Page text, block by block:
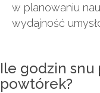
w planowaniu
wydajność
Ile godzin snu
powtórek?